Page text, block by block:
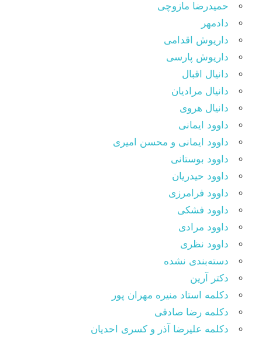
حمیدرضا مازوچی
دادمهر
داریوش اقدامی
داریوش پارسی
دانیال اقبال
دانیال مرادیان
دانیال هروی
داوود ایمانی
داوود ایمانی و محسن امیری
داوود بوستانی
داوود حیدریان
داوود فرامرزی
داوود فشکی
داوود مرادی
داوود نظری
دسته‌بندی نشده
دکتر آرین
دکلمه استاد منیره مهران پور
دکلمه رضا صادقی
دکلمه علیرضا آذر و کسری احدیان